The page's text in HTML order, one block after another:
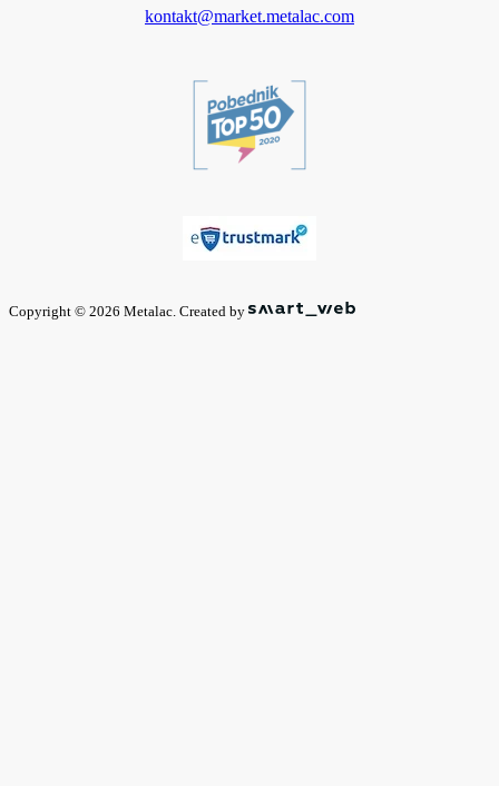
kontakt@market.metalac.com
Copyright © 2026 Metalac. Created by